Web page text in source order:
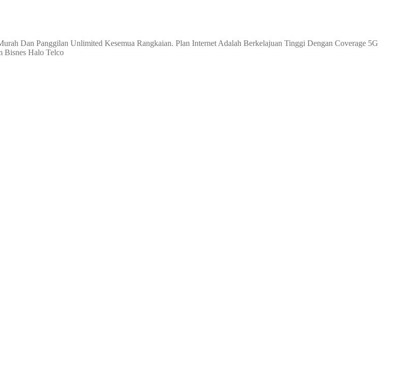
Dan Panggilan Unlimited Kesemua Rangkaian. Plan Internet Adalah Berkelajuan Tinggi Dengan Coverage 5G
Bisnes Halo Telco